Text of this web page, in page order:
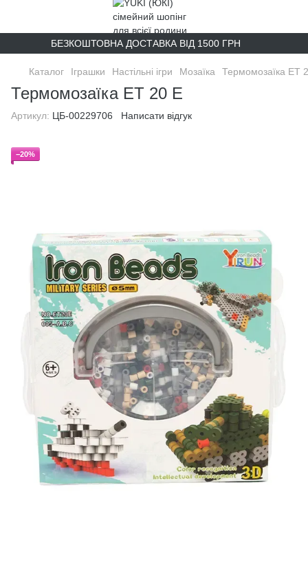
БЕЗКОШТОВНА ДОСТАВКА ВІД 1500 ГРН
Каталог Іграшки Настільні ігри Мозаїка Термомозаїка ET
Термомозаїка ET 20 E
Артикул: ЦБ-00229706 Написати відгук
−20%